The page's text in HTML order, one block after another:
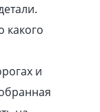
какого
и